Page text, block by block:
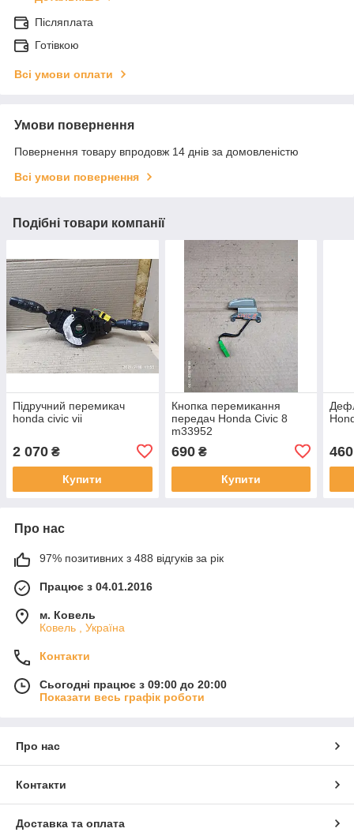
Післяплата
Готівкою
Всі умови оплати
Умови повернення
Повернення товару впродовж 14 днів за домовленістю
Всі умови повернення
Подібні товари компанії
Підручний перемикач
honda civic vii
2 070 ₴
Купити
Кнопка перемикання
передач Honda Civic 8
m33952
690₴
Купити
460
Про нас
97% позитивних з 488 відгуків за рік
Працює з 04.01.2016
м. Ковель
Ковель , Україна
Контакти
Сьогодні працює з 09:00 до 20:00
Показати весь графік роботи
Про нас
Контакти
Доставка та оплата